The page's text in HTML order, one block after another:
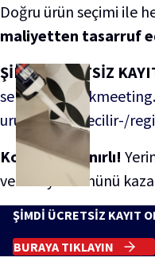
Doğru ürün seçimi ile
maliyetten tasarruf
ŞİMDİ ÜCRETSİZ
urunu-nasil-secilir-/
Kontenjan sınırlı!
ve hediye ürününü
ŞİMDİ ÜCRETSİZ KAYIT
BURAYA TIKLAYIN